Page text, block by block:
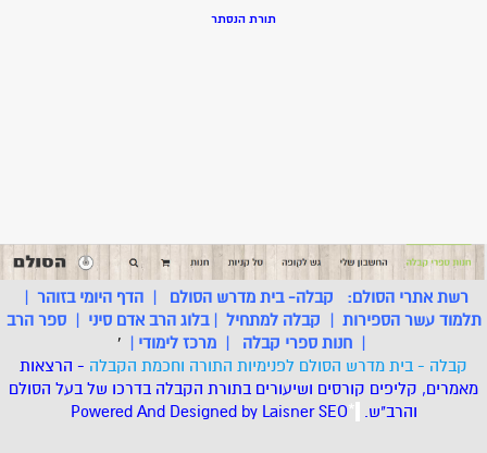
תורת הנסתר
רשת אתרי הסולם: קבלה- בית מדרש הסולם |הדף היומי בזוהר |
תלמוד עשר הספירות | קבלה למתחיל |בלוג הרב אדם סיני |ספר הרב
| חנות ספרי קבלה | מרכז לימודי |
'
קבלה - בית מדרש הסולם לפנימיות התורה וחכמת הקבלה - הרצאות
מאמרים, קליפים קורסים ושיעורים בתורת הקבלה בדרכו של בעל הסולם
והרב"ש. *
Powered And Designed by LaisnerSEO